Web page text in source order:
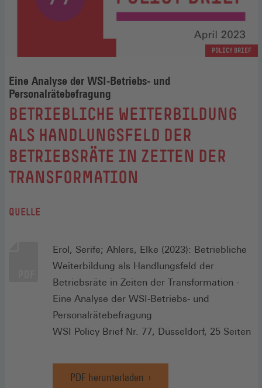
POLICY BRIEF
Eine Analyse der WSI-Betriebs- und
Personalrätebefragung
:
BETRIEBLICHE WEITERBILDUNG
ALS HANDLUNGSFELD DER
BETRIEBSRÄTE IN ZEITEN DER
TRANSFORMATION
QUELLE
Erol, Serife; Ahlers, Elke (2023): Betriebliche
Weiterbildung als Handlungsfeld der
Betriebsräte in Zeiten der Transformation -
Eine Analyse der WSI-Betriebs- und
Personalrätebefragung
WSI Policy Brief Nr. 77, Düsseldorf, 25 Seiten
PDF herunterladen